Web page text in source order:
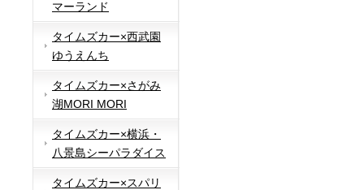
マーランド
タイムズカー×西武園
ゆうえんち
タイムズカー×さがみ
湖MORI MORI
タイムズカー×横浜・
八景島シーパラダイス
タイムズカー×スパリ